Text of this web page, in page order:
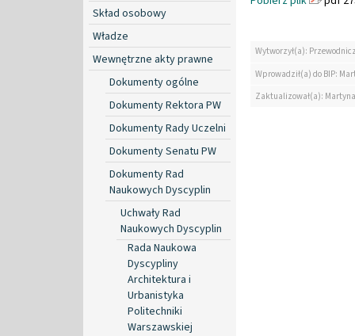
Skład osobowy
Władze
Wewnętrzne akty prawne
Dokumenty ogólne
Dokumenty Rektora PW
Dokumenty Rady Uczelni
Dokumenty Senatu PW
Dokumenty Rad
Naukowych Dyscyplin
Uchwały Rad
Naukowych Dyscyplin
Rada Naukowa
Dyscypliny
Architektura i
Urbanistyka
Politechniki
Warszawskiej
Wytworzył(a):
Wprowadził(a) do BIP:
Zaktualizował(a):